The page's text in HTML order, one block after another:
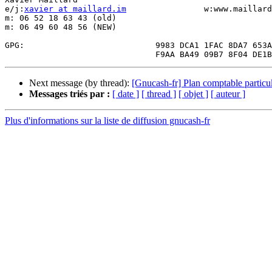
e/j: xavier at maillard.im
m: 06 52 18 63 43 (old)
m: 06 49 60 48 56 (NEW)
GPG:                           9983 DCA1 1FAC 8DA7 653A
Next message (by thread): [Gnucash-fr] Plan comptable
Messages triés par : [ date ] [ thread ] [ objet ] [ auteur ]
Plus d'informations sur la liste de diffusion gnucash-fr